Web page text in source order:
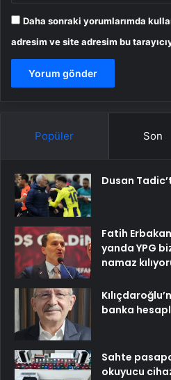
Daha sonraki yorumlarımda
adresim ve site adresim bu
Popüler Son
Dusan
Fatih
yanda YPG
namaz
banka
Sahte
okuyucu